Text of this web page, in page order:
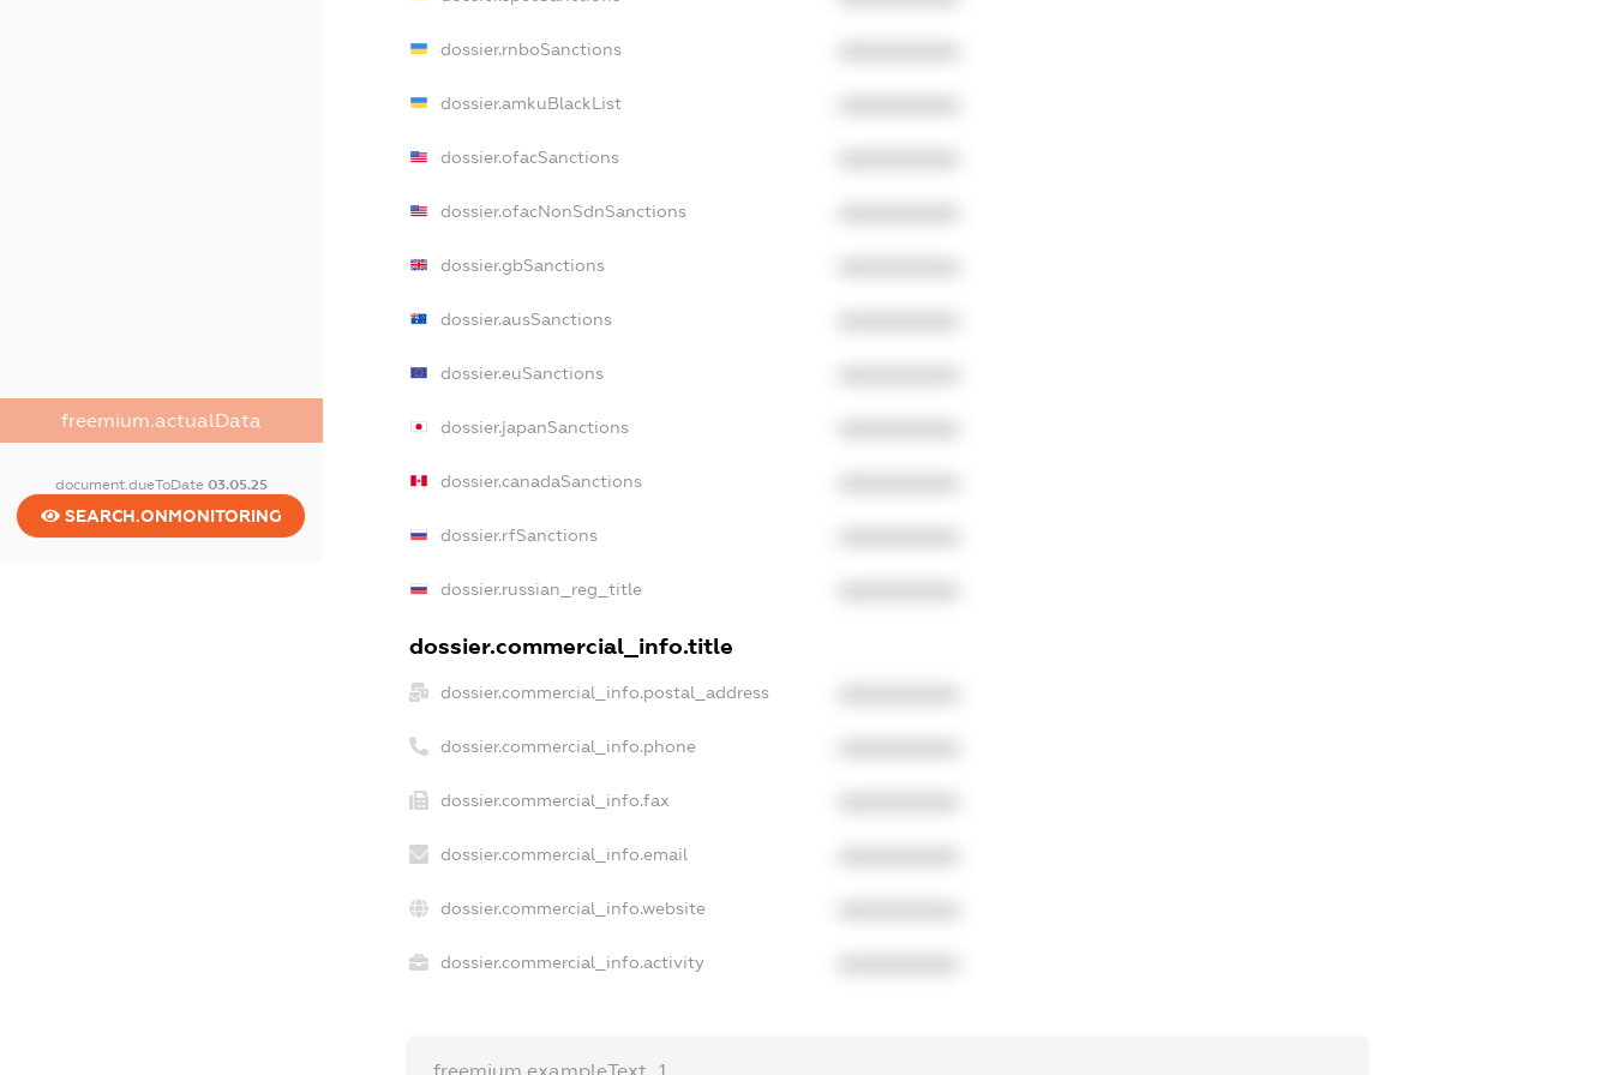
freemium.actualData
document.dueToDate 03.05.25
SEARCH.ONMONITORING
dossier.rnboSanctions
dossier.amkuBlackList
dossier.ofacSanctions
dossier.ofacNonSdnSanctions
dossier.gbSanctions
dossier.ausSanctions
dossier.euSanctions
dossier.japanSanctions
dossier.canadaSanctions
dossier.rfSanctions
dossier.russian_reg_title
dossier.commercial_info.title
dossier.commercial_info.postal_address
dossier.commercial_info.phone
dossier.commercial_info.fax
dossier.commercial_info.email
dossier.commercial_info.website
dossier.commercial_info.activity
freemium.exampleText_1